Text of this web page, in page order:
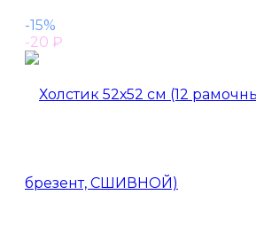
-15%
-20 ₽